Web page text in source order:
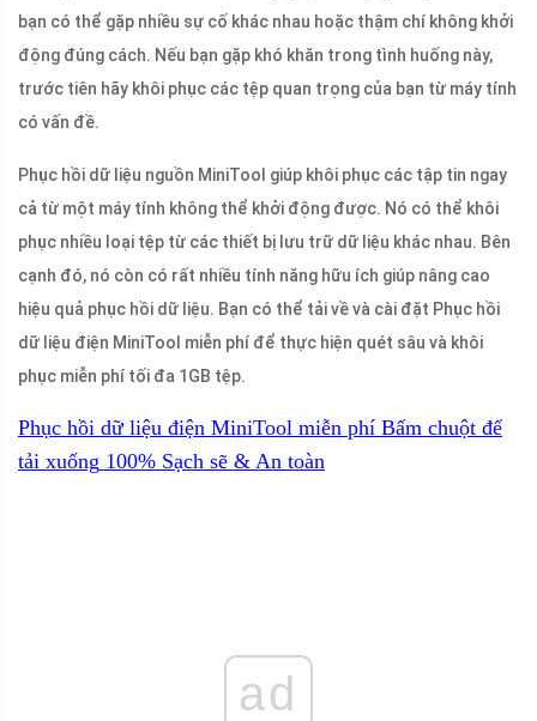
bạn có thể gặp nhiều sự cố khác nhau hoặc thậm chí không khởi
động đúng cách. Nếu bạn gặp khó khăn trong tình huống này,
trước tiên hãy khôi phục các tệp quan trọng của bạn từ máy tính
có vấn đề.
Phục hồi dữ liệu nguồn MiniTool giúp khôi phục các tập tin ngay
cả từ một máy tính không thể khởi động được. Nó có thể khôi
phục nhiều loại tệp từ các thiết bị lưu trữ dữ liệu khác nhau. Bên
cạnh đó, nó còn có rất nhiều tính năng hữu ích giúp nâng cao
hiệu quả phục hồi dữ liệu. Bạn có thể tải về và cài đặt Phục hồi
dữ liệu điện MiniTool miễn phí để thực hiện quét sâu và khôi
phục miễn phí tối đa 1GB tệp.
Phục hồi dữ liệu điện MiniTool miễn phí Bấm chuột để
tải xuống 100% Sạch sẽ & An toàn
ad